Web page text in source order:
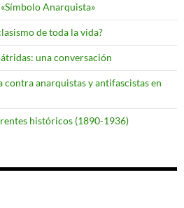
Anarquista»
de toda la vida?
una conversación
contra anarquistas y antifascistas en
históricos (1890-1936)